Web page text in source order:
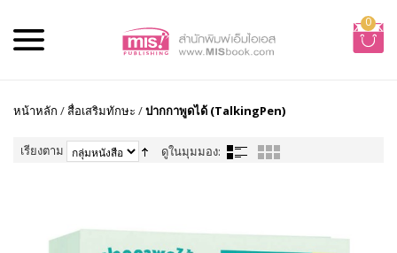
0
หน้าหลัก /สื่อเสริมทักษะ /ปากกาพูดได้ (TalkingPen)
เรียงตาม ดูในมุมมอง: